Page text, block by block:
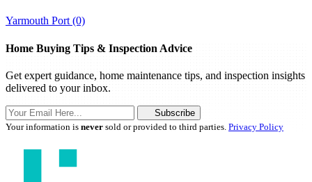
Yarmouth Port (0)
Home Buying Tips & Inspection Advice
Get expert guidance, home maintenance tips, and inspection insights
delivered to your inbox.
Subscribe
Your information is never sold or provided to third parties. Privacy Policy